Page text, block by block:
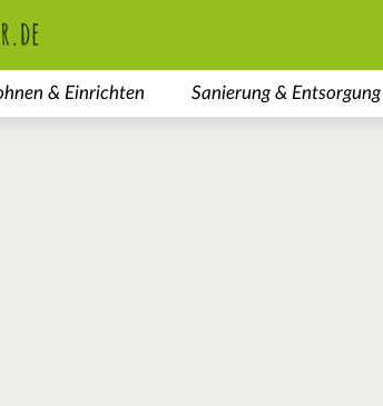
& Einrichten Sanierung & Entsorgung